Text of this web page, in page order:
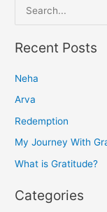
e
a
c
h
f
o
Recent Posts
Neha
Arva
Redemption
My Journey With
What is Gratitude?
Categories